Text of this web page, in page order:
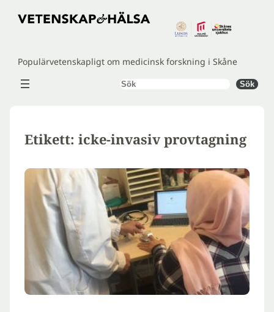
Hoppa
Populärvetenskapligt om medicinsk forskning i Skåne
Sök Sök
Etikett: icke-invasiv provtagning